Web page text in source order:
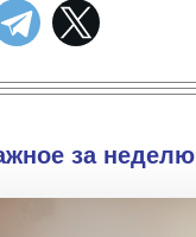
за неделю